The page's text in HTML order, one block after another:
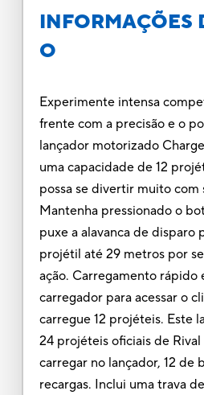
INFORMAÇÕES
O
Experimente intensa
frente com a precisão e o
lançador motorizado
uma capacidade de 12
possa se divertir muito com
Mantenha pressionado o
puxe a alavanca de disparo
projétil até 29 metros por
ação. Carregamento rápido
carregador para acessar o
carregue 12 projéteis. Este
24 projéteis oficiais de
carregar no lançador, 12 de
recargas. Inclui uma trava